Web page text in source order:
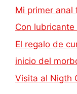
Mi primer anal
Con
El regalo de
inicio del
Visita al Nigth